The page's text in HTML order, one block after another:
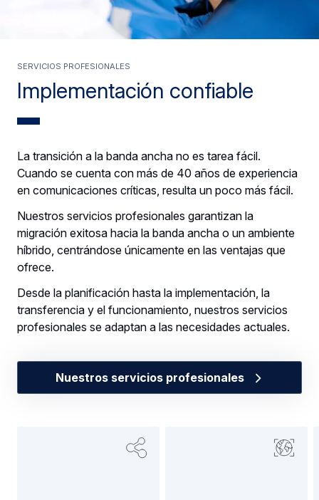
Implementación confiable
SERVICIOS PROFESIONALES
La transición a la banda ancha no es tarea fácil.
Cuando se cuenta con más de 40 años de experiencia
en comunicaciones críticas, resulta un poco más fácil.
Nuestros servicios profesionales garantizan la
migración exitosa hacia la banda ancha o un ambiente
híbrido, centrándose únicamente en las ventajas que
ofrece.
Desde la planificación hasta la implementación, la
transferencia y el funcionamiento, nuestros servicios
profesionales se adaptan a las necesidades actuales.
Nuestros servicios profesionales